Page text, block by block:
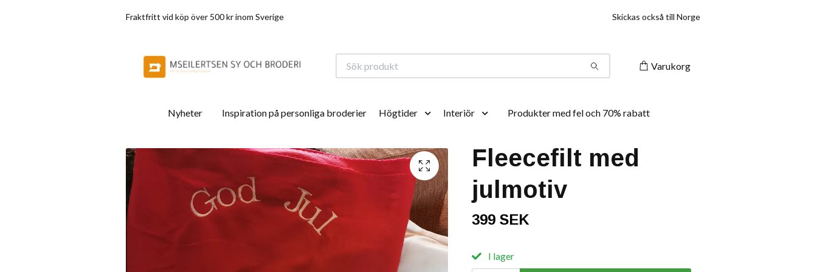
Fraktfritt vid köp över 500 kr inom Sverige Skickas också till Norge
Varukorg
Nyheter Inspiration på personliga broderier Högtider Interiör Produkter med fel och 70% rabatt
Fleecefilt med
julmotiv
399 SEK
I lager